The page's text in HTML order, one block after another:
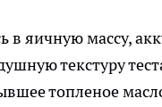
в яичную массу,
текстуру
топленое